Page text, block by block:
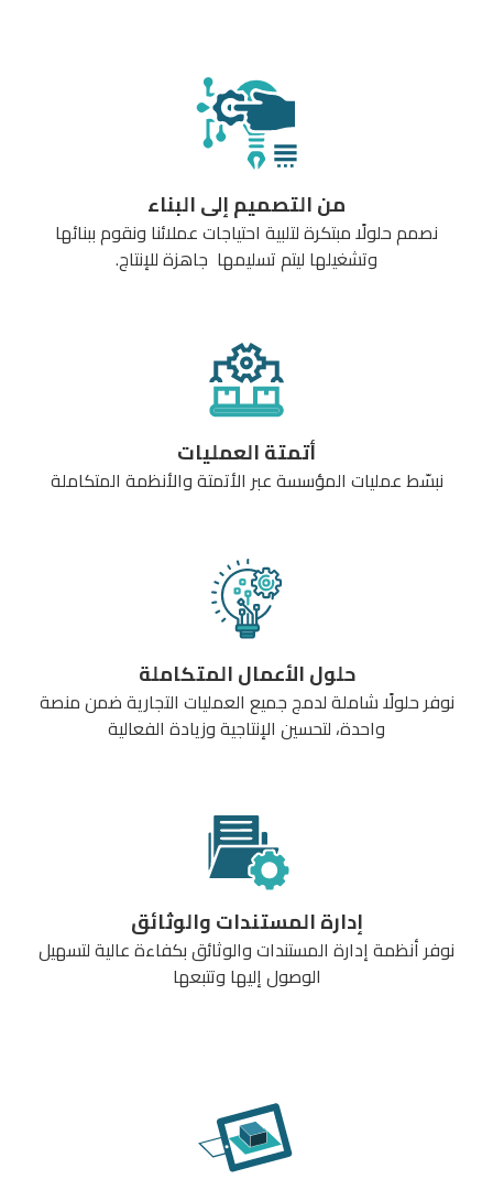
من التصميم إلى البناء
نصمم حلولًا مبتكرة لتلبية احتياجات عملائنا ونقوم ببنائها
وتشغيلها ليتم تسليمها جاهزة للإنتاج.
أتمتة العمليات
نبسّط عمليات المؤسسة عبر الأتمتة والأنظمة المتكاملة
حلول الأعمال المتكاملة
نوفر حلولًا شاملة لدمج جميع العمليات التجارية ضمن منصة
واحدة، لتحسين الإنتاجية وزيادة الفعالية
إدارة المستندات والوثائق
نوفر أنظمة إدارة المستندات والوثائق بكفاءة عالية لتسهيل
الوصول إليها وتتبعها